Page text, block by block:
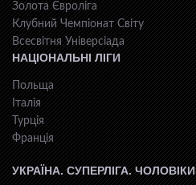
Золота Євроліга
Клубний Чемпіонат Світу
Всесвiтня Унiверсiaда
НАЦІОНАЛЬНІ ЛІГИ
Польща
Італія
Турція
Франція
УКРАЇНА. СУПЕРЛІГА. ЧОЛОВІКИ